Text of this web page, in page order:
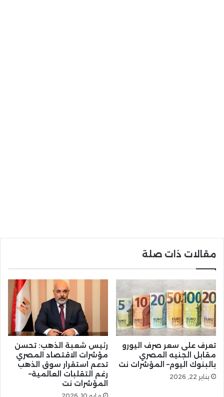
مقالات ذات صلة
تعرف على سعر صرف اليورو
مقابل الجنيه المصري
بالبنوك اليوم– المؤشرات نت
يناير 22, 2026
رئيس شعبة الذهب: تحسن
مؤشرات الاقتصاد المصري
تدعم استقرار سوق الذهب
رغم التقلبات العالمية–
المؤشرات نت